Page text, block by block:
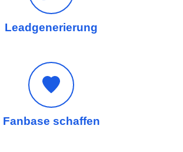
Leadgenerierung
Fanbase schaffen